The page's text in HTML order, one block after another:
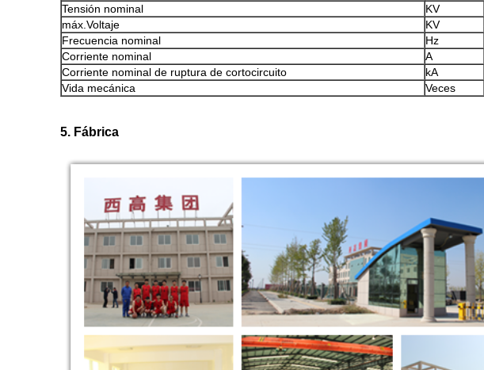
Tensión nominal
KV
máx.Voltaje
KV
Frecuencia nominal
Hz
Corriente nominal
A
Corriente nominal de ruptura de cortocircuito
kA
Vida mecánica
Veces
5. Fábrica